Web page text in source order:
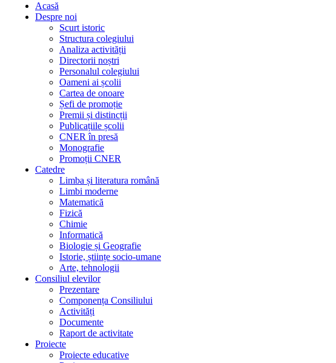
Acasă
Despre noi
Scurt istoric
Structura colegiului
Analiza activității
Directorii noștri
Personalul colegiului
Oameni ai școlii
Cartea de onoare
Șefi de promoție
Premii și distincții
Publicațiile școlii
CNER în presă
Monografie
Promoții CNER
Catedre
Limba și literatura română
Limbi moderne
Matematică
Fizică
Chimie
Informatică
Biologie și Geografie
Istorie, științe socio-umane
Arte, tehnologii
Consiliul elevilor
Prezentare
Componența Consiliului
Activități
Documente
Raport de activitate
Proiecte
Proiecte educative